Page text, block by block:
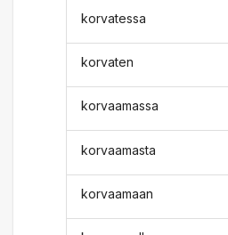
korvatessa
korvaten
korvaamassa
korvaamasta
korvaamaan